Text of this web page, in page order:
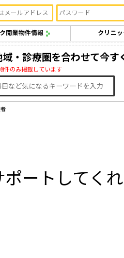
開業物件情報 クリニ
・診療圏を合わせて今す
件のみ掲載しています
ートしてく